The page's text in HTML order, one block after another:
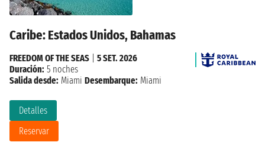
Caribe: Estados Unidos, Bahamas
Detalles
Reservar
FREEDOM OF THE SEAS
5 SET. 2026
Duración: 5 noches
Salida desde: Miami Desembarque: Miami